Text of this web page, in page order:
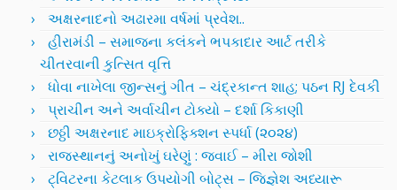
અક્ષરનાદનો અઢારમા વર્ષમાં પ્રવેશ..
હીરામંડી – સમાજના કલંકને ભપકાદાર આર્ટ તરીકે
ચીતરવાની કુત્સિત વૃત્તિ
ધોવા નાખેલા જીન્સનું ગીત – ચંદ્રકાન્ત શાહ; પઠન RJ દેવકી
પ્રાચીન અને અર્વાચીન ટોક્યો – દર્શા કિકાણી
છઠ્ઠી અક્ષરનાદ માઇક્રોફિક્શન સ્પર્ધા (૨૦૨૪)
રાજસ્થાનનું અનોખું ઘરેણું : જવાઈ – મીરા જોશી
ટ્વિટરના કેટલાક ઉપયોગી બોટ્સ – જિજ્ઞેશ અધ્યારૂ